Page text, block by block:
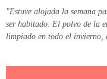
"Estuve alojada la semana
ser habitado. El polvo de la
limpiado en todo el invierno,